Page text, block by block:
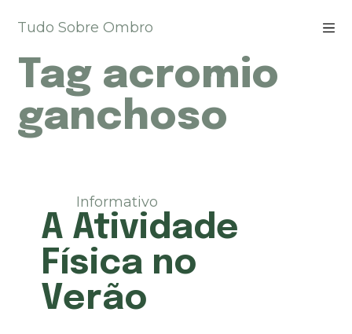
u
a
a
r
Tudo Sobre Ombro
Tag acromio
ganchoso
Informativo
A Atividade
Física no
Verão